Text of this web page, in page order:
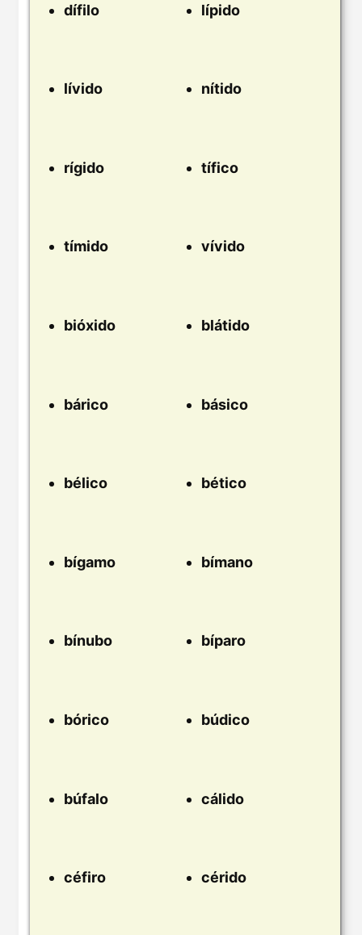
dífilo lípido
lívido nítido
rígido tífico
tímido vívido
bióxido blátido
bárico básico
bélico bético
bígamo bímano
bínubo bíparo
bórico búdico
búfalo cálido
céfiro cérido